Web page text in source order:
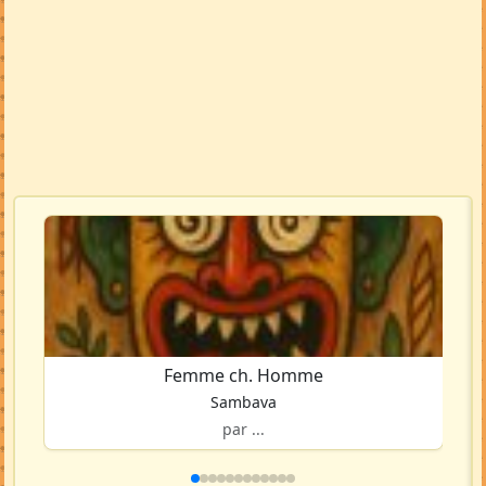
Femme ch. Homme
Sambava
par ...